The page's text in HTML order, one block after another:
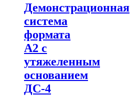
Демонстрационная
система
формата
А2 с
утяжеленным
основанием
ДС-4